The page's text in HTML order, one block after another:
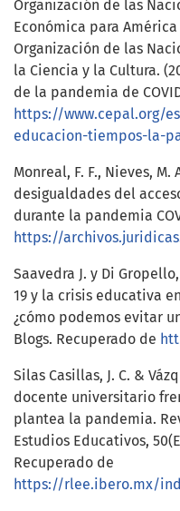
Organización de las
Económica para
Organización de las
la Ciencia y la Cultura.
de la pandemia de
https://www.cepal.org/
educacion-tiempos-la-
Monreal, F. F., Nieves, M.
desigualdades del
durante la pandemia
https://
Saavedra J. y Di
19 y la crisis educativa
¿cómo podemos evitar
Blogs. Recuperado de
Silas Casillas, J. C. &
docente universitario
plantea la pandemia.
Estudios Educativos,
Recuperado de
https://rlee.ibero.mx/